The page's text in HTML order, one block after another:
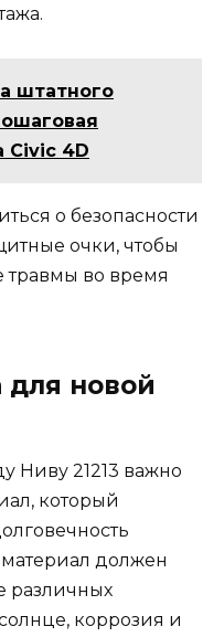
штатного
Civic 4D
о безопасности
очки, чтобы
травмы во время
для новой
Ниву 21213 важно
который
должен
различных
коррозия и